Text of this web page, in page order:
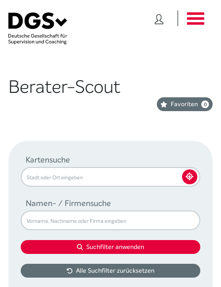
Berater-Scout
Favoriten 0
Kartensuche
Namen- / Firmensuche
Suchfilter anwenden
Alle Suchfilter zurücksetzen